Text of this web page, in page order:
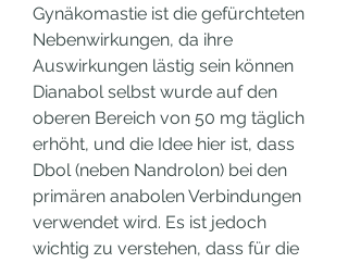
Gynäkomastie ist die gefürchteten
Nebenwirkungen, da ihre
Auswirkungen lästig sein können
Dianabol selbst wurde auf den
oberen Bereich von 50 mg täglich
erhöht, und die Idee hier ist, dass
Dbol (neben Nandrolon) bei den
primären anabolen Verbindungen
verwendet wird. Es ist jedoch
wichtig zu verstehen, dass für die